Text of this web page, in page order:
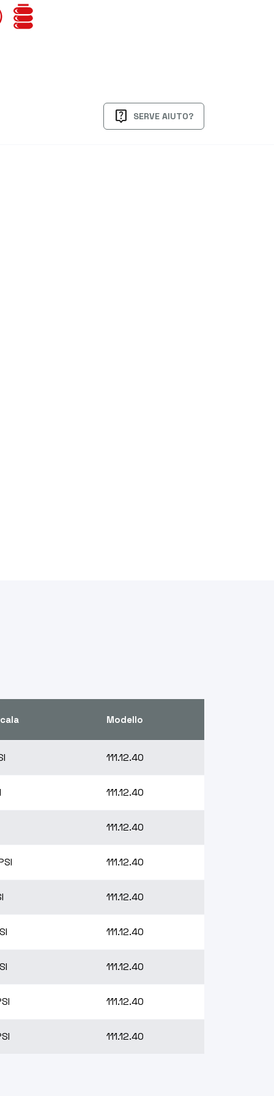
live_help SERVE AIUTO?
Modello
111.12.40
111.12.40
111.12.40
111.12.40
111.12.40
111.12.40
111.12.40
111.12.40
111.12.40